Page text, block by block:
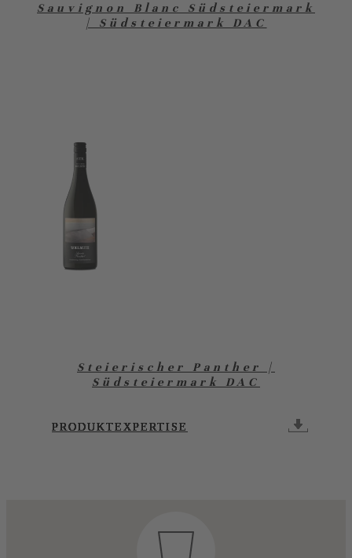
PRODUKTEXPERTISE
PRODUKTEXPERTISE
PRODUKTEXPERTISE
PRODUKTEXPERTISE
PRODUKTEXPERTISE
PRODUKTEXPERTISE
PRODUKTEXPERTISE
Sauvignon Blanc Südsteiermark
| Südsteiermark DAC
PRODUKTEXPERTISE
Steierischer Panther |
Südsteiermark DAC
PRODUKTEXPERTISE